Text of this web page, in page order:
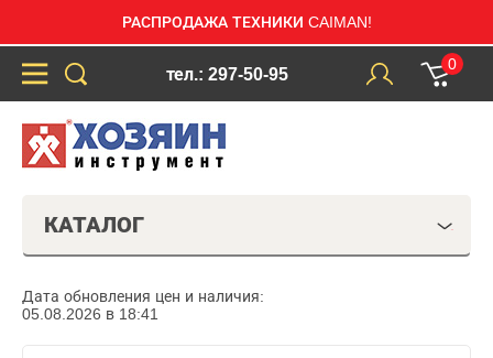
РАСПРОДАЖА ТЕХНИКИ CAIMAN!
тел.: 297-50-95
0
КАТАЛОГ
Дата обновления цен и наличия:
05.08.2026 в 18:41